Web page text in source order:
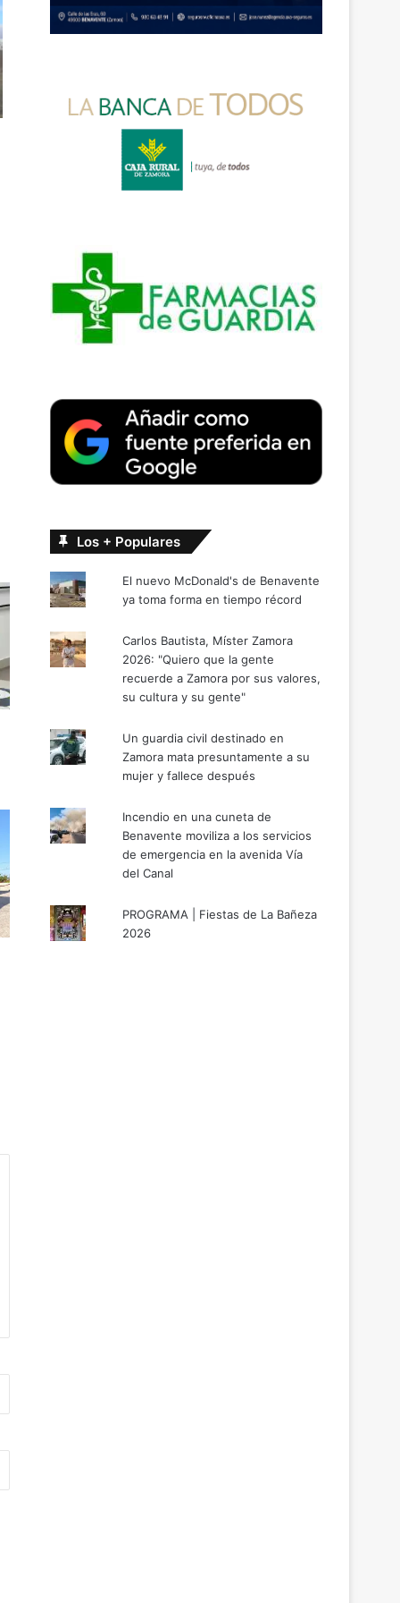
Los + Populares
El nuevo McDonald's de Benavente
ya toma forma en tiempo récord
Carlos Bautista, Míster Zamora
2026: "Quiero que la gente
recuerde a Zamora por sus valores,
su cultura y su gente"
Un guardia civil destinado en
Zamora mata presuntamente a su
mujer y fallece después
Incendio en una cuneta de
Benavente moviliza a los servicios
de emergencia en la avenida Vía
del Canal
PROGRAMA | Fiestas de La Bañeza
2026